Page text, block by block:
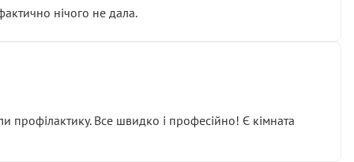
нічого не дала.
профілактику. Все швидко і професійно! Є кімната